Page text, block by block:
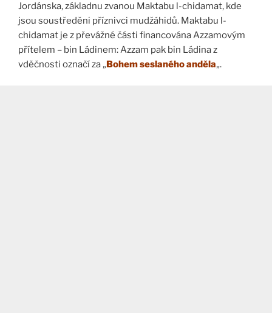
Jordánska, základnu zvanou Maktabu l-chidamat, kde
jsou soustředěni příznivci mudžáhidů. Maktabu l-
chidamat je z převážné části financována Azzamovým
přítelem – bin Ládinem: Azzam pak bin Ládina z
vděčnosti označí za „Bohem seslaného anděla„.